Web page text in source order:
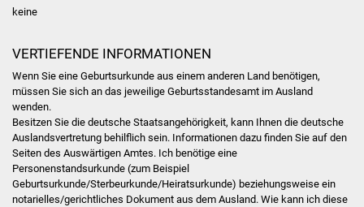
Stadtbücherei
Stadtarchiv
Zehntscheuer
keine
VERTIEFENDE INFORMATIONEN
Wenn Sie eine Geburtsurkunde aus einem anderen Land benötigen,
müssen Sie sich an das jeweilige Geburtsstandesamt im Ausland
wenden.
Besitzen Sie die deutsche Staatsangehörigkeit, kann Ihnen die deutsche
Auslandsvertretung behilflich sein. Informationen dazu finden Sie auf den
Seiten des Auswärtigen Amtes. Ich benötige eine
Personenstandsurkunde (zum Beispiel
Geburtsurkunde/Sterbeurkunde/Heiratsurkunde) beziehungsweise ein
notarielles/gerichtliches Dokument aus dem Ausland. Wie kann ich diese